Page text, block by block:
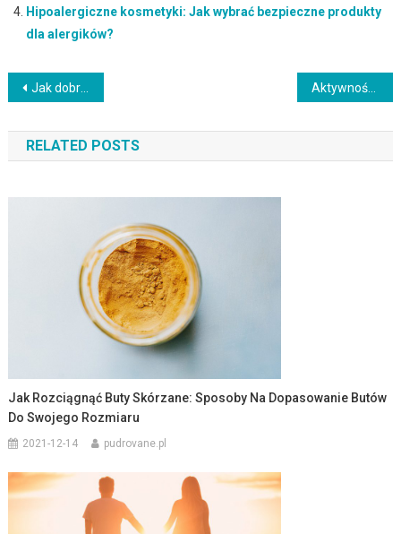
Hipoalergiczne kosmetyki: Jak wybrać bezpieczne produkty
dla alergików?
Nawigacja
wpisu
Jak dobrać idealny kolor włosów do karnacji i typu urody? Aktywność fizyczna a nietrzymanie moczu – jak łączyć te aspekty?
RELATED POSTS
Jak Rozciągnąć Buty Skórzane: Sposoby Na Dopasowanie Butów
Do Swojego Rozmiaru
2021-12-14 pudrovane.pl